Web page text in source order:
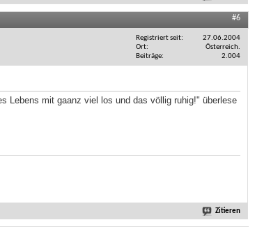
#6
Registriert seit
27.06.2004
Ort
Österreich.
Beiträge
2.004
Lebens mit gaanz viel los und das völlig ruhig!" überlese
Zitieren